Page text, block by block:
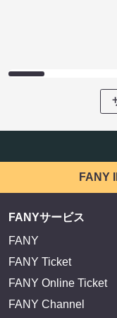
FANY
FANYサービス
FANY
FANY Ticket
FANY Online Ticket
FANY Channel